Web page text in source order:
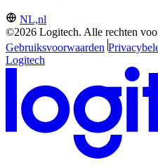
NL,nl
©2026 Logitech. Alle rechten
Gebruiksvoorwaarden
Logitech